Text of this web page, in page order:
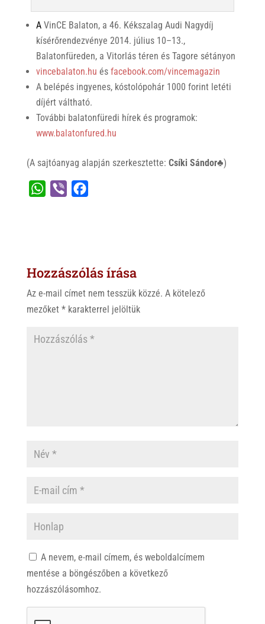
A VinCE Balaton, a 46. Kékszalag Audi Nagydíj
kísérőrendezvénye 2014. július 10–13.,
Balatonfüreden, a Vitorlás téren és Tagore sétányon
vincebalaton.hu és facebook.com/vincemagazin
A belépés ingyenes, kóstolópohár 1000 forint letéti
díjért váltható.
További balatonfüredi hírek és programok:
www.balatonfured.hu
(A sajtóanyag alapján szerkesztette: Csíki Sándor♣)
A
p
o
k
Hozzászólás írása
Az e-mail címet nem tesszük közzé. A kötelező
mezőket *karakterrel jelöltük
A nevem, e-mail címem, és weboldalcímem
mentése a böngészőben a következő
hozzászólásomhoz.